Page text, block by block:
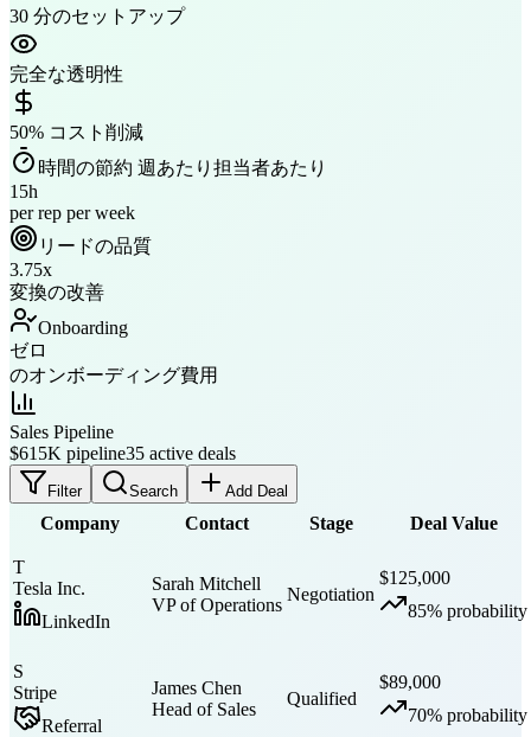
30 分のセットアップ
完全な透明性
50% コスト削減
時間の節約 週あたり担当者あたり
15h
per rep per week
リードの品質
3.75x
変換の改善
Onboarding
ゼロ
のオンボーディング費用
Sales Pipeline
$615K pipeline35 active deals
Filter Search Add Deal
Company Contact Stage Deal Value
T
Tesla Inc.
LinkedIn
Sarah Mitchell
VP of Operations
Negotiation
$125,000
85% probability
S
Stripe
Referral
James Chen
Head of Sales
Qualified
$89,000
70% probability